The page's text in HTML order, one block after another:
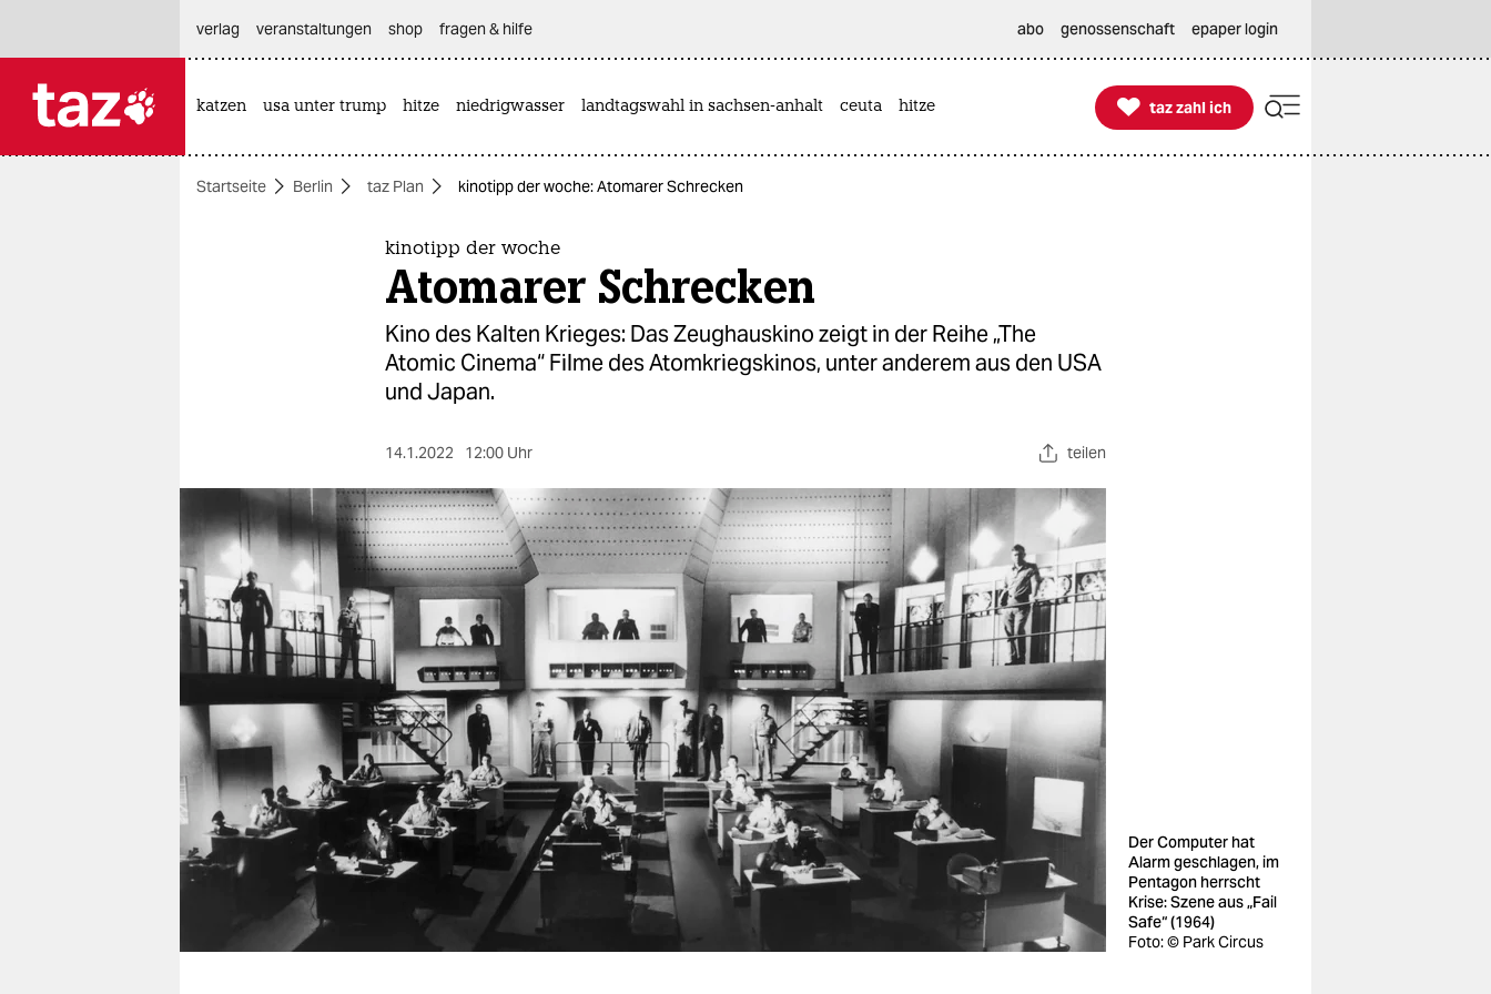
themen
berlin
nord
wahrheit
verlag
veranstaltungen
shop
fragen & hilfe
unterstützen
genossenschaft
verlag
veranstaltungen shop fragen & hilfe abo genossenschaft epaper login
katzen usa unter trump hitze niedrigwasser landtagswahl in sachsen-anhalt ceuta hitze 
taz zahl ich
taz zahl ich
Startseite Berlin taz Plan kinotipp der woche: Atomarer Schrecken
kinotipp der woche
Atomarer Schrecken
Kino des Kalten Krieges: Das Zeughauskino zeigt in der Reihe „The
Atomic Cinema“ Filme des Atomkriegskinos, unter anderem aus den USA
und Japan.
14.1.2022 12:00 Uhr teilen
Der Computer hat
Alarm geschlagen, im
Pentagon herrscht
Krise: Szene aus „Fail
Safe“ (1964)
Foto: © Park Circus